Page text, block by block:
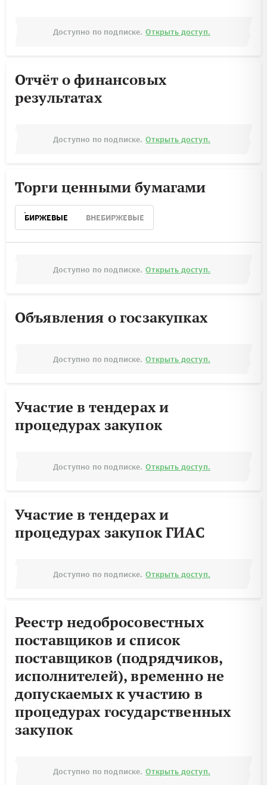
Доступно по подписке. Открыть доступ.
Отчёт о финансовых
результатах
Доступно по подписке. Открыть доступ.
Торги ценными бумагами
БИРЖЕВЫЕ ВНЕБИРЖЕВЫЕ
Доступно по подписке. Открыть доступ.
Объявления о госзакупках
Доступно по подписке. Открыть доступ.
Участие в тендерах и
процедурах закупок
Доступно по подписке. Открыть доступ.
Участие в тендерах и
процедурах закупок ГИАС
Доступно по подписке. Открыть доступ.
Реестр недобросовестных
поставщиков и список
поставщиков (подрядчиков,
исполнителей), временно не
допускаемых к участию в
процедурах государственных
закупок
Доступно по подписке. Открыть доступ.